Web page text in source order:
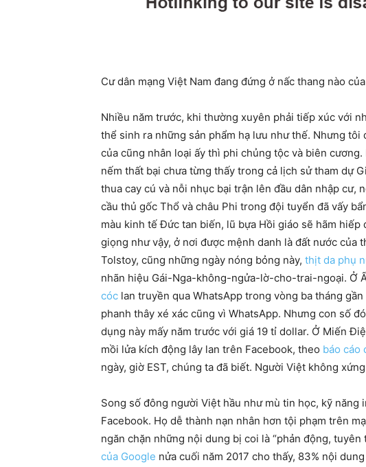
Cư dân mạng Việt Nam đang đứng ở nấc thang nào
Nhiều năm trước, khi thường xuyên phải tiếp xúc với
thể sinh ra những sản phẩm hạ lưu như thế. Nhưng
của cũng nhân loại ấy thì phi chủng tộc và biên
nếm thất bại chưa từng thấy trong cả lịch sử tham dự
thua cay cú và nỗi nhục bại trận lên đầu dân nhập
cầu thủ gốc Thổ và châu Phi trong đội tuyển đã vấy
màu kinh tế Đức tan biến, lũ bựa Hồi giáo sẽ hãm
giọng như vậy, ở nơi được mệnh danh là đất nước của
Tolstoy, cũng những ngày nóng bỏng này, thịt da phụ
nhãn hiệu Gái-Nga-không-ngửa-lờ-cho-trai-ngoại. Ở
cóc lan truyền qua WhatsApp trong vòng ba tháng
phanh thây xé xác cũng vì WhatsApp. Nhưng con số
dụng này mấy năm trước với giá 19 tỉ dollar. Ở Miến
mồi lửa kích động lây lan trên Facebook, theo báo cáo
ngày, giờ EST, chúng ta đã biết. Người Việt không
Song số đông người Việt hầu như mù tin học, kỹ
Facebook. Họ dễ thành nạn nhân hơn tội phạm trên
ngăn chặn những nội dung bị coi là “phản động,
của Google nửa cuối năm 2017 cho thấy, 83% nội